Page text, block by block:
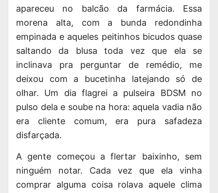
apareceu no balcão da farmácia. Essa
morena alta, com a bunda redondinha
empinada e aqueles peitinhos bicudos quase
saltando da blusa toda vez que ela se
inclinava pra perguntar de remédio, me
deixou com a bucetinha latejando só de
olhar. Um dia flagrei a pulseira BDSM no
pulso dela e soube na hora: aquela vadia não
era cliente comum, era pura safadeza
disfarçada.
A gente começou a flertar baixinho, sem
ninguém notar. Cada vez que ela vinha
comprar alguma coisa rolava aquele clima